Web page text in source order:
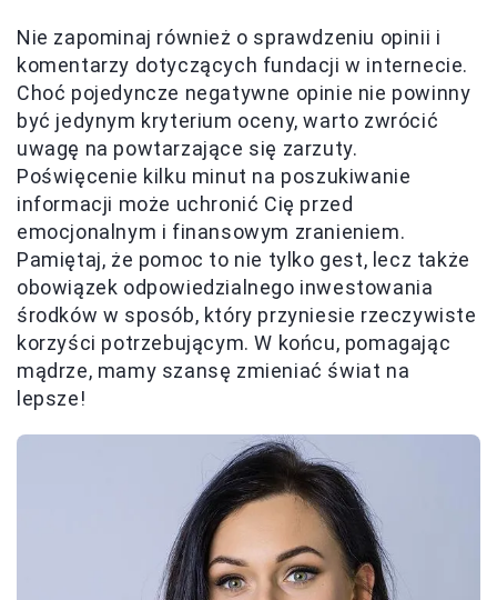
Nie zapominaj również o sprawdzeniu opinii i
komentarzy dotyczących fundacji w internecie.
Choć pojedyncze negatywne opinie nie powinny
być jedynym kryterium oceny, warto zwrócić
uwagę na powtarzające się zarzuty.
Poświęcenie kilku minut na poszukiwanie
informacji może uchronić Cię przed
emocjonalnym i finansowym zranieniem.
Pamiętaj, że pomoc to nie tylko gest, lecz także
obowiązek odpowiedzialnego inwestowania
środków w sposób, który przyniesie rzeczywiste
korzyści potrzebującym. W końcu, pomagając
mądrze, mamy szansę zmieniać świat na
lepsze!